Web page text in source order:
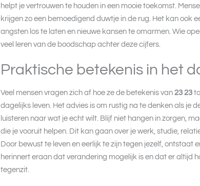
helpt je vertrouwen te houden in een mooie toekomst.
krijgen zo een bemoedigend duwtje in de rug. Het kan ook
angsten los te laten en nieuwe kansen te omarmen. Wie
veel leren van de boodschap achter deze cijfers.
Praktische betekenis in het
Veel mensen vragen zich af hoe ze de betekenis van23 23
dagelijks leven. Het advies is om rustig na te denken als je
luisteren naar wat je echt wilt. Blijf niet hangen in zorgen,
die je vooruit helpen. Dit kan gaan over je werk, studie,
Door bewust te leven en eerlijk te zijn tegen jezelf, ontstaat
herinnert eraan dat verandering mogelijk is en dat er altijd
tegenzit.